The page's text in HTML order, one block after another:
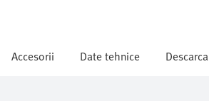
Accesorii Date tehnice